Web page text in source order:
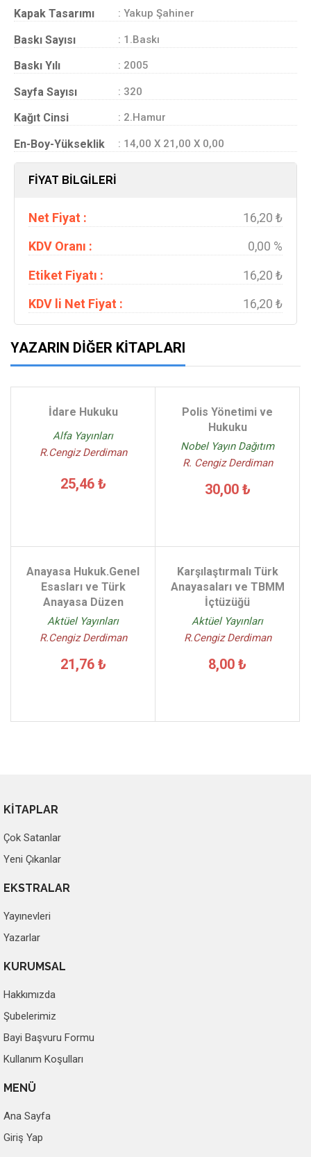
Kapak Tasarımı : Yakup Şahiner
Baskı Sayısı : 1.Baskı
Baskı Yılı : 2005
Sayfa Sayısı : 320
Kağıt Cinsi : 2.Hamur
En-Boy-Yükseklik : 14,00 X 21,00 X 0,00
FİYAT BİLGİLERİ
Net Fiyat :
16,20 ₺
KDV Oranı :
0,00 %
Etiket Fiyatı :
16,20 ₺
KDV li Net Fiyat :
16,20 ₺
YAZARIN DIĞER KITAPLARI
İdare Hukuku
Alfa Yayınları
R.Cengiz Derdiman
25,46 ₺
Polis Yönetimi ve
Hukuku
Nobel Yayın Dağıtım
R. Cengiz Derdiman
30,00 ₺
Anayasa Hukuk.Genel
Esasları ve Türk
Anayasa Düzen
Aktüel Yayınları
R.Cengiz Derdiman
21,76 ₺
Karşılaştırmalı Türk
Anayasaları ve TBMM
İçtüzüğü
Aktüel Yayınları
R.Cengiz Derdiman
8,00 ₺
KİTAPLAR
Çok Satanlar
Yeni Çıkanlar
EKSTRALAR
Yayınevleri
Yazarlar
KURUMSAL
Hakkımızda
Şubelerimiz
Bayi Başvuru Formu
Kullanım Koşulları
MENÜ
Ana Sayfa
Giriş Yap